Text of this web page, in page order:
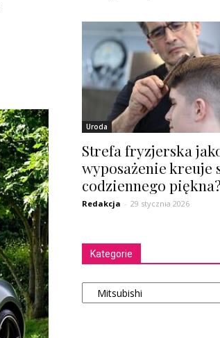
Uroda
Strefa fryzjerska
wyposażenie kreuje
codziennego piękna?
Redakcja - 29 stycznia 2026
Kategorie
Kategorie